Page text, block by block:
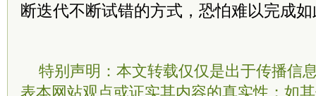
断迭代不断试错的方式，恐怕难以完成
特别声明：本文转载仅仅是出于传播信
表本网站观点或证实其内容的真实性；如